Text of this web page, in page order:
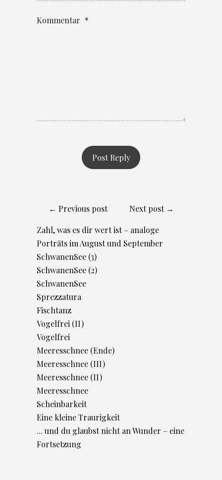
Kommentar *
← Previous post Next post →
Zahl, was es dir wert ist – analoge
Porträts im August und September
SchwanenSee (3)
SchwanenSee (2)
SchwanenSee
Sprezzatura
Fischtanz
Vogelfrei (II)
Vogelfrei
Meeresschnee (Ende)
Meeresschnee (III)
Meeresschnee (II)
Meeresschnee
Scheinbarkeit
Eine kleine Traurigkeit
... und du glaubst nicht an Wunder – eine
Fortsetzung